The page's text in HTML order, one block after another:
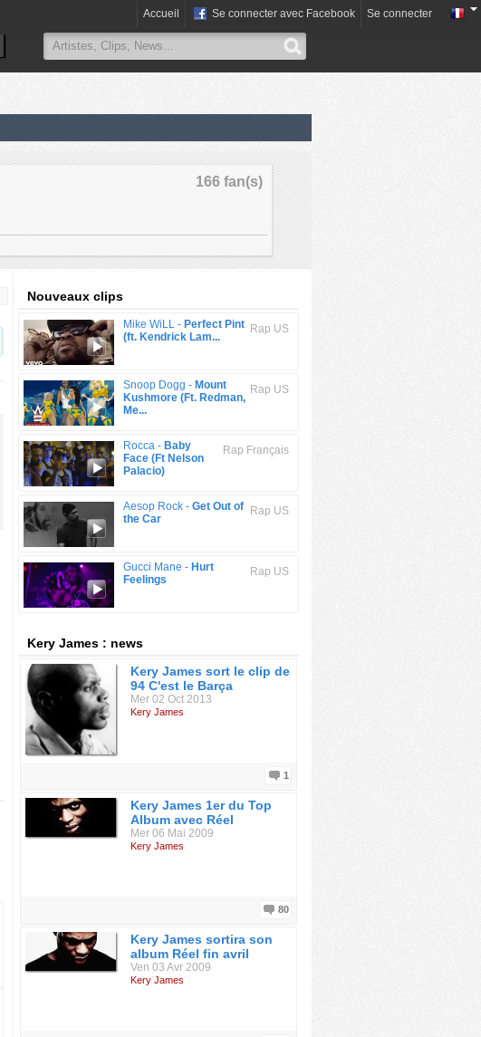
Accueil Se connecter avec Facebook Se connecter
166 fan(s)
Nouveaux clips
Rap US
Mike WiLL - Perfect Pint
(ft. Kendrick Lam...
Rap US
Snoop Dogg - Mount
Kushmore (Ft. Redman,
Me...
Rap Français
Rocca - Baby
Face (Ft Nelson
Palacio)
Rap US
Aesop Rock - Get Out of
the Car
Rap US
Gucci Mane - Hurt
Feelings
Kery James : news
Kery James sort le clip de
94 C'est le Barça
Mer 02 Oct 2013
Kery James
1
Kery James 1er du Top
Album avec Réel
Mer 06 Mai 2009
Kery James
80
Kery James sortira son
album Réel fin avril
Ven 03 Avr 2009
Kery James